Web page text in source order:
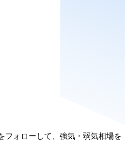
フォローして、強気・弱気相場を